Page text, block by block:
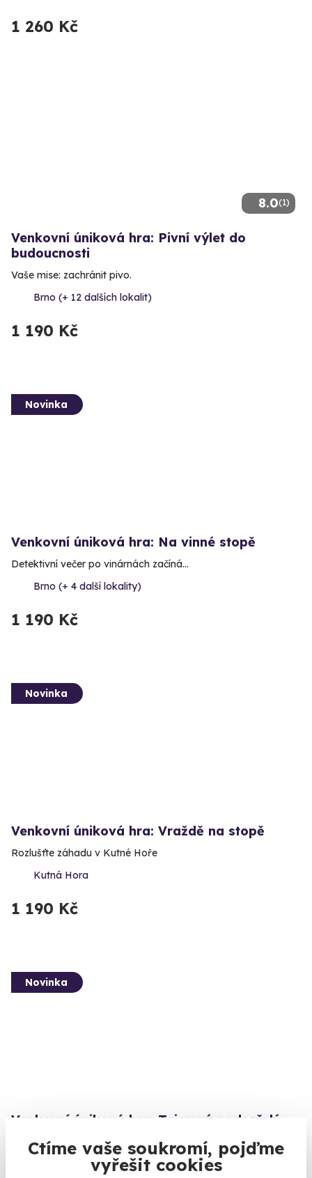
Ctíme vaše soukromí, pojďme
vyřešit cookies
1 260 Kč
8.0(1)
Venkovní úniková hra: Pivní výlet do
budoucnosti
Vaše mise: zachránit pivo.
Brno (+ 12 dalších lokalit)
1 190 Kč
Novinka
Venkovní úniková hra: Na vinné stopě
Detektivní večer po vinárnách začíná…
Brno (+ 4 další lokality)
1 190 Kč
Novinka
Venkovní úniková hra: Vraždě na stopě
Rozlušťte záhadu v Kutné Hoře
Kutná Hora
1 190 Kč
Novinka
Venkovní úniková hra: Tajemný podezřelý
Odhalte pravdu ukrytou v ulicích města.
Brno (+ 6 dalších lokalit)